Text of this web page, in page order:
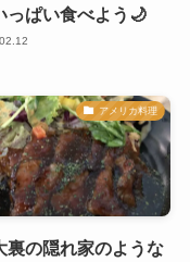
っぱい食べよう🌙
アメリカ料理
裏の隠れ家のような